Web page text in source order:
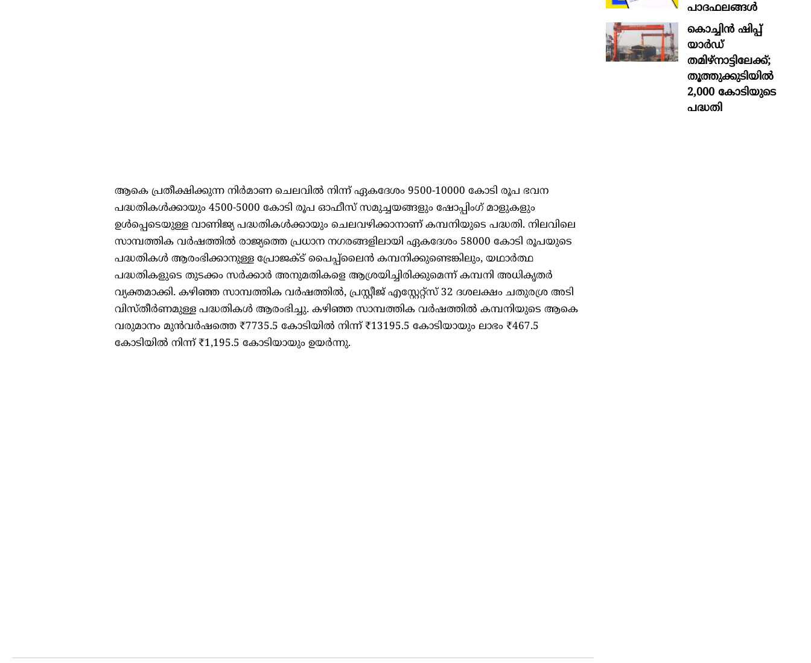
ആകെ പ്രതീക്ഷിക്കുന്ന നിർമാണ ചെലവിൽ നിന്ന് ഏകദേശം 9500-10000 കോടി രൂപ ഭവന
പദ്ധതികൾക്കായും 4500-5000 കോടി രൂപ ഓഫീസ് സമുച്ചയങ്ങളും ഷോപ്പിംഗ് മാളുകളും
ഉൾപ്പെടെയുള്ള വാണിജ്യ പദ്ധതികൾക്കായും ചെലവഴിക്കാനാണ് കമ്പനിയുടെ പദ്ധതി. നിലവിലെ
സാമ്പത്തിക വർഷത്തിൽ രാജ്യത്തെ പ്രധാന നഗരങ്ങളിലായി ഏകദേശം 58000 കോടി രൂപയുടെ
പദ്ധതികൾ ആരംഭിക്കാനുള്ള പ്രോജക്ട് പൈപ്പ്‌ലൈൻ കമ്പനിക്കുണ്ടെങ്കിലും, യഥാർത്ഥ
പദ്ധതികളുടെ തുടക്കം സർക്കാർ അനുമതികളെ ആശ്രയിച്ചിരിക്കുമെന്ന് കമ്പനി അധികൃതർ
വ്യക്തമാക്കി. കഴിഞ്ഞ സാമ്പത്തിക വർഷത്തിൽ, പ്രസ്റ്റീജ് എസ്റ്റേറ്റ്സ് 32 ദശലക്ഷം ചതുരശ്ര അടി
വിസ്തീർണമുള്ള പദ്ധതികൾ ആരംഭിച്ചു. കഴിഞ്ഞ സാമ്പത്തിക വർഷത്തിൽ കമ്പനിയുടെ ആകെ
വരുമാനം മുൻവർഷത്തെ ₹7735.5 കോടിയിൽ നിന്ന് ₹13195.5 കോടിയായും ലാഭം ₹467.5
കോടിയിൽ നിന്ന് ₹1,195.5 കോടിയായും ഉയർന്നു.
പാദഫലങ്ങൾ
കൊച്ചിന്‍ ഷിപ്പ്
യാർഡ്
തമിഴ്നാട്ടിലേക്ക്;
തൂത്തുക്കുടിയിൽ
2,000 കോടിയുടെ
പദ്ധതി